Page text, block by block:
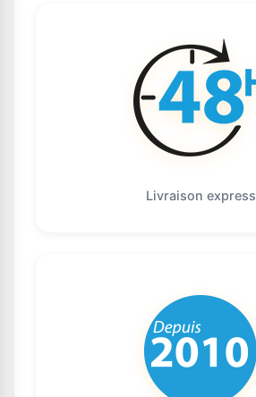
Livraison express